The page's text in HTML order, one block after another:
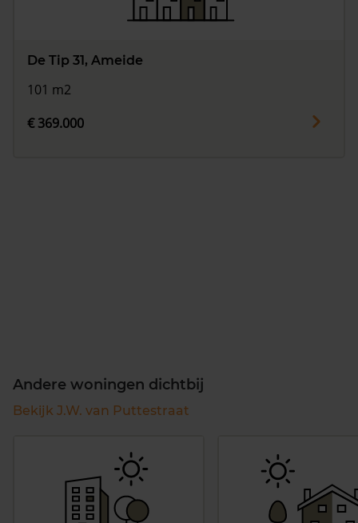
De Tip 31, Ameide
101 m2
€ 369.000
Andere woningen dichtbij
Bekijk J.W. van Puttestraat